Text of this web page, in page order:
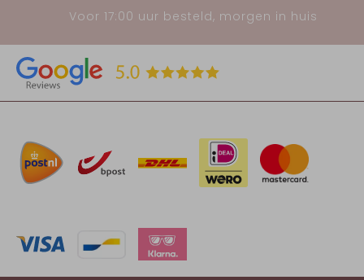
Voor 17:00 uur besteld, morgen in huis